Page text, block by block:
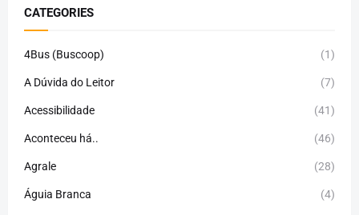
CATEGORIES
4Bus (Buscoop) (1)
A Dúvida do Leitor (7)
Acessibilidade (41)
Aconteceu há.. (46)
Agrale (28)
Águia Branca (4)